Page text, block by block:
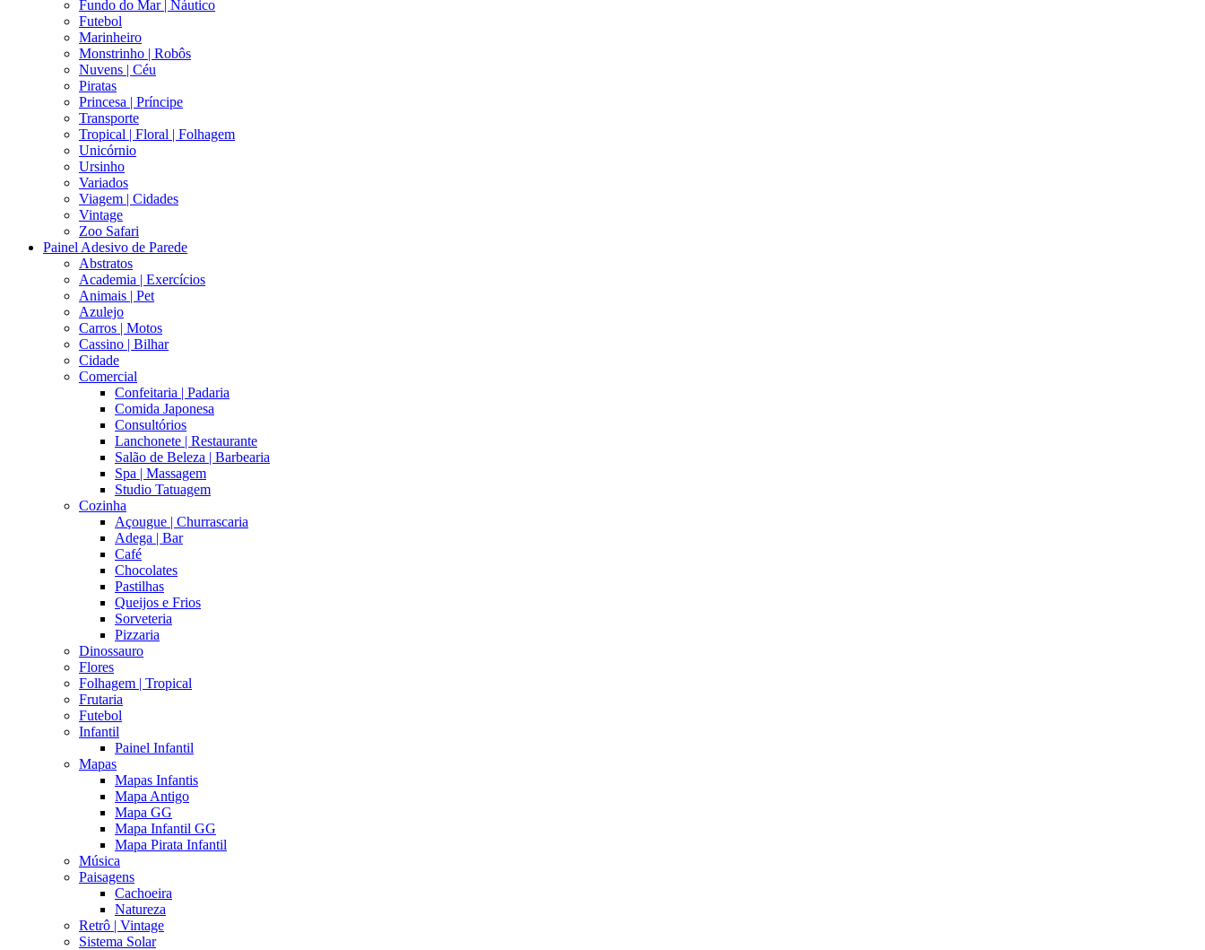
Fundo do Mar | Náutico
Futebol
Marinheiro
Monstrinho | Robôs
Nuvens | Céu
Piratas
Princesa | Príncipe
Transporte
Tropical | Floral | Folhagem
Unicórnio
Ursinho
Variados
Viagem | Cidades
Vintage
Zoo Safari
Painel Adesivo de Parede
Abstratos
Academia | Exercícios
Animais | Pet
Azulejo
Carros | Motos
Cassino | Bilhar
Cidade
Comercial
Confeitaria | Padaria
Comida Japonesa
Consultórios
Lanchonete | Restaurante
Salão de Beleza | Barbearia
Spa | Massagem
Studio Tatuagem
Cozinha
Açougue | Churrascaria
Adega | Bar
Café
Chocolates
Pastilhas
Queijos e Frios
Sorveteria
Pizzaria
Dinossauro
Flores
Folhagem | Tropical
Frutaria
Futebol
Infantil
Painel Infantil
Mapas
Mapas Infantis
Mapa Antigo
Mapa GG
Mapa Infantil GG
Mapa Pirata Infantil
Música
Paisagens
Cachoeira
Natureza
Retrô | Vintage
Sistema Solar